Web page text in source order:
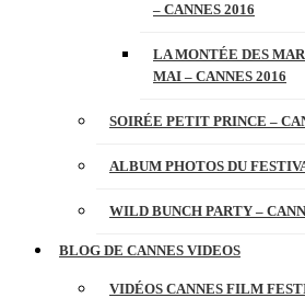
– CANNES 2016
LA MONTÉE DES
MAI – CANNES 2016
SOIRÉE PETIT PRINCE –
ALBUM PHOTOS DU
WILD BUNCH PARTY –
BLOG DE CANNES VIDEOS
VIDÉOS CANNES FILM